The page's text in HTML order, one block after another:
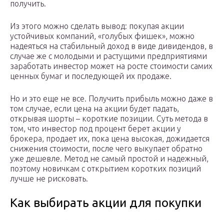
получить.
Из этого можно сделать вывод: покупая акции
устойчивых компаний, «голубых фишек», можно
надеяться на стабильный доход в виде дивидендов, в
случае же с молодыми и растущими предприятиями
заработать инвестор может на росте стоимости самих
ценных бумаг и последующей их продаже.
Но и это еще не все. Получить прибыль можно даже в
том случае, если цена на акции будет падать,
открывая шорты – короткие позиции. Суть метода в
том, что инвестор под процент берет акции у
брокера, продает их, пока цена высокая, дожидается
снижения стоимости, после чего выкупает обратно
уже дешевле. Метод не самый простой и надежный,
поэтому новичкам с открытием коротких позиций
лучше не рисковать.
Как выбирать акции для покупки